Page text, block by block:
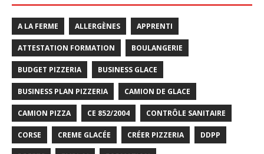
A LA FERME ALLERGÈNES APPRENTI
ATTESTATION FORMATION BOULANGERIE
BUDGET PIZZERIA BUSINESS GLACE
BUSINESS PLAN PIZZERIA CAMION DE GLACE
CAMION PIZZA CE 852/2004 CONTRÔLE SANITAIRE
CORSE CREME GLACÉE CRÉER PIZZERIA DDPP